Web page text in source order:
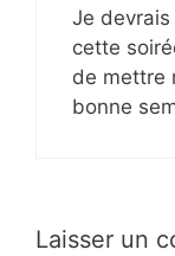
Je
cette
de mettre
bonne
Laisser un